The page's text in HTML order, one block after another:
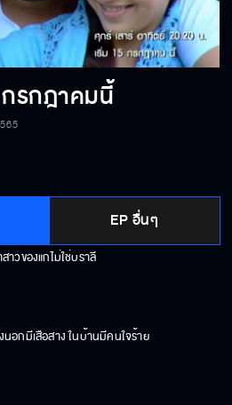
รกฎาคมนี้
EP อื่นๆ
อนไม่ใช่เรื่องสนุก
ยู่กันแบบเพื่อนได้ ฉันจะมีความสุขที่สุด
สาวของแกไม่ใช่บราลี
นอกมีเสือสาง ในบ้านมีคนใจร้าย